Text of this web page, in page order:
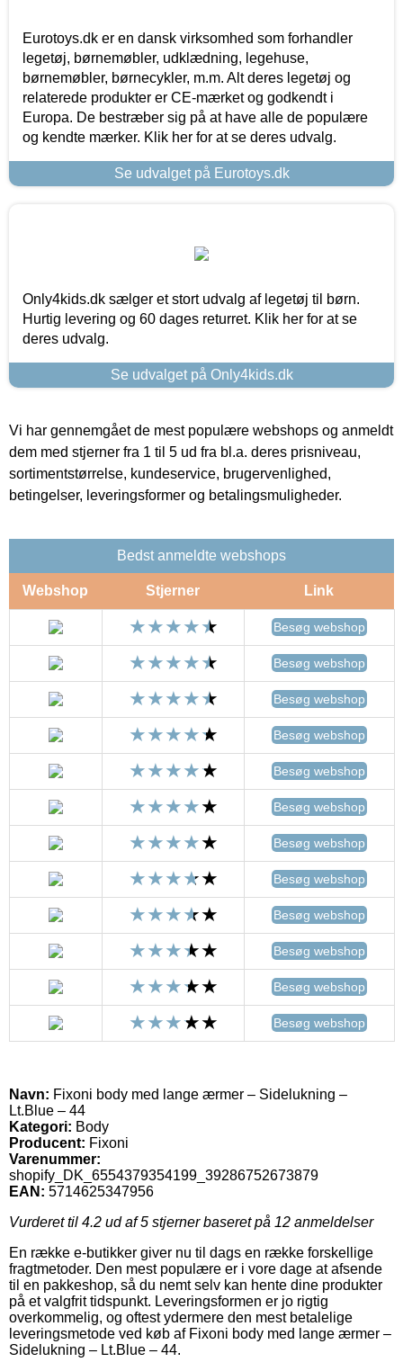
Eurotoys.dk er en dansk virksomhed som forhandler
legetøj, børnemøbler, udklædning, legehuse,
børnemøbler, børnecykler, m.m. Alt deres legetøj og
relaterede produkter er CE-mærket og godkendt i
Europa. De bestræber sig på at have alle de populære
og kendte mærker. Klik her for at se deres udvalg.
Se udvalget på Eurotoys.dk
Only4kids.dk sælger et stort udvalg af legetøj til børn.
Hurtig levering og 60 dages returret. Klik her for at se
deres udvalg.
Se udvalget på Only4kids.dk
Vi har gennemgået de mest populære webshops og anmeldt
dem med stjerner fra 1 til 5 ud fra bl.a. deres prisniveau,
sortimentstørrelse, kundeservice, brugervenlighed,
betingelser, leveringsformer og betalingsmuligheder.
Bedst anmeldte webshops
Webshop Stjerner Link
Besøg webshop
Besøg webshop
Besøg webshop
Besøg webshop
Besøg webshop
Besøg webshop
Besøg webshop
Besøg webshop
Besøg webshop
Besøg webshop
Besøg webshop
Besøg webshop
Navn: Fixoni body med lange ærmer – Sidelukning –
Lt.Blue – 44
Kategori: Body
Producent: Fixoni
Varenummer:
shopify_DK_6554379354199_39286752673879
EAN: 5714625347956
Vurderet til 4.2 ud af 5 stjerner baseret på 12 anmeldelser
En række e-butikker giver nu til dags en række forskellige
fragtmetoder. Den mest populære er i vore dage at afsende
til en pakkeshop, så du nemt selv kan hente dine produkter
på et valgfrit tidspunkt. Leveringsformen er jo rigtig
overkommelig, og oftest ydermere den mest betalelige
leveringsmetode ved køb af Fixoni body med lange ærmer –
Sidelukning – Lt.Blue – 44.